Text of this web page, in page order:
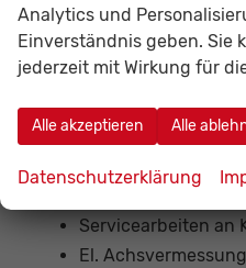
Wartungsarbeiten
Fahrzeugmarken
Mobilitätsgarantie
Moderne
nötigen
Servicearbeiten an
El.
Analytics und
Einverständnis geben. Sie
jederzeit mit Wirkung für
Alle akzeptieren Alle
Datenschutzerklärung